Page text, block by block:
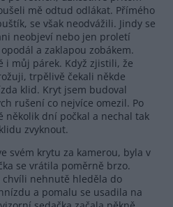
mě odtud odlákat. Přímého
se však neodvážili. Jindy se
neobjeví nebo jen proletí
a zaklapou zobákem.
i můj párek. Když zjistili, že
trpělivě čekali někde
klid. Kryt jsem budoval
rušení co nejvíce omezil. Po
několik dní počkal a nechal tak
zvyknout.
svém krytu za kamerou, byla v
se vrátila poměrně brzo.
chvíli nehnutě hleděla do
a pomalu se usadila na